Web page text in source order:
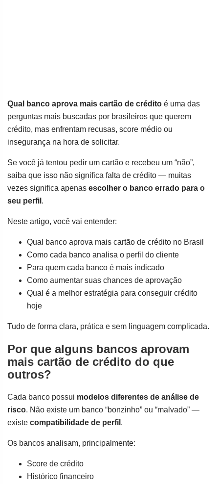
Qual banco aprova mais cartão de crédito é uma das
perguntas mais buscadas por brasileiros que querem
crédito, mas enfrentam recusas, score médio ou
insegurança na hora de solicitar.
Se você já tentou pedir um cartão e recebeu um “não”,
saiba que isso não significa falta de crédito — muitas
vezes significa apenas escolher o banco errado para o
seu perfil .
Neste artigo, você vai entender:
Qual banco aprova mais cartão de crédito no Brasil
Como cada banco analisa o perfil do cliente
Para quem cada banco é mais indicado
Como aumentar suas chances de aprovação
Qual é a melhor estratégia para conseguir crédito
hoje
Tudo de forma clara, prática e sem linguagem complicada.
Por que alguns bancos aprovam
mais cartão de crédito do que
outros?
Cada banco possui modelos diferentes de análise de
risco. Não existe um banco “bonzinho” ou “malvado” —
existe compatibilidade de perfil .
Os bancos analisam, principalmente:
Score de crédito
Histórico financeiro